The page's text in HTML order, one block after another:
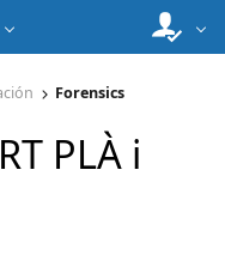
Forensics
PLÀ i